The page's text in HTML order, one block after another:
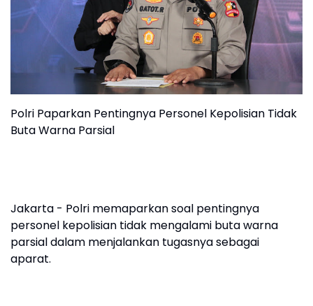
Polri Paparkan Pentingnya Personel Kepolisian Tidak
Buta Warna Parsial
Jakarta - Polri memaparkan soal pentingnya
personel kepolisian tidak mengalami buta warna
parsial dalam menjalankan tugasnya sebagai
aparat.